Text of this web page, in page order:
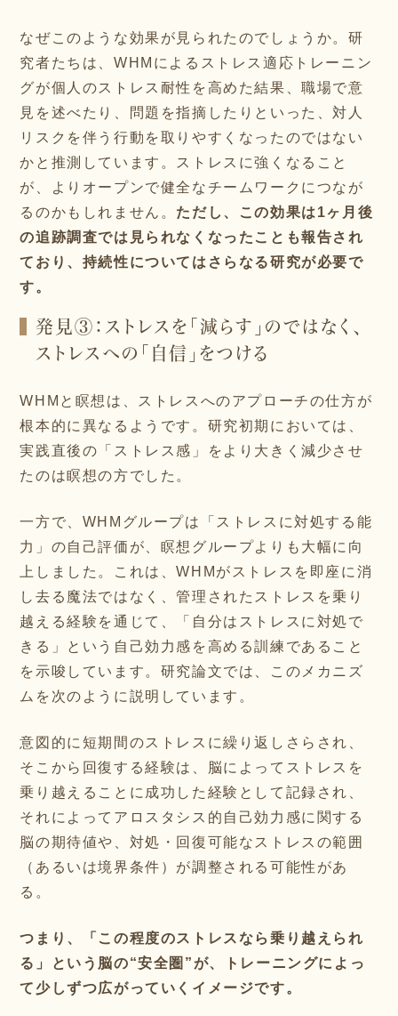
なぜこのような効果が見られたのでしょうか。研
究者たちは、WHMによるストレス適応トレーニン
グが個人のストレス耐性を高めた結果、職場で意
見を述べたり、問題を指摘したりといった、対人
リスクを伴う行動を取りやすくなったのではない
かと推測しています。ストレスに強くなること
が、よりオープンで健全なチームワークにつなが
るのかもしれません。 ただし、この効果は1ヶ月後
の追跡調査では見られなくなったことも報告され
ており、持続性についてはさらなる研究が必要で
す。
発見③：ストレスを「減らす」のではなく、
ストレスへの「自信」をつける
WHMと瞑想は、ストレスへのアプローチの仕方が
根本的に異なるようです。研究初期においては、
実践直後の「ストレス感」をより大きく減少させ
たのは瞑想の方でした。
一方で、WHMグループは「ストレスに対処する能
力」の自己評価が、瞑想グループよりも大幅に向
上しました。これは、WHMがストレスを即座に消
し去る魔法ではなく、管理されたストレスを乗り
越える経験を通じて、「自分はストレスに対処で
きる」という自己効力感を高める訓練であること
を示唆しています。研究論文では、このメカニズ
ムを次のように説明しています。
意図的に短期間のストレスに繰り返しさらされ、
そこから回復する経験は、脳によってストレスを
乗り越えることに成功した経験として記録され、
それによってアロスタシス的自己効力感に関する
脳の期待値や、対処・回復可能なストレスの範囲
（あるいは境界条件）が調整される可能性があ
る。
つまり、「この程度のストレスなら乗り越えられ
る」という脳の“安全圏”が、トレーニングによっ
て少しずつ広がっていくイメージです。